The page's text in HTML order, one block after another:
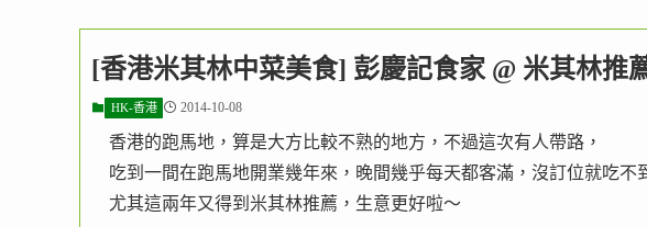
[香港米其林中菜美食] 彭慶記食家 @ 米其林推
HK-香港 2014-10-08
香港的跑馬地，算是大方比較不熟的地方，不過這次有人帶路，
吃到一間在跑馬地開業幾年來，晚間幾乎每天都客滿，沒訂位就吃不
尤其這兩年又得到米其林推薦，生意更好啦～